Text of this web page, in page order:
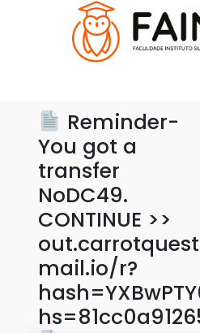
Reminder-
You got a
transfer
NoDC49.
CONTINUE >>
mail.io/r?